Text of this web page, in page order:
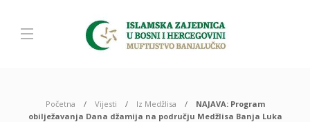
Početna Vijesti Iz Medžlisa
NAJAVA: Program
obilježavanja Dana džamija na području Medžlisa Banja Luka